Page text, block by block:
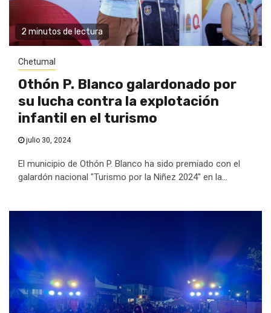
2 minutos de lectura
Chetumal
Othón P. Blanco galardonado por
su lucha contra la explotación
infantil en el turismo
julio 30, 2024
El municipio de Othón P. Blanco ha sido premiado con el
galardón nacional "Turismo por la Niñez 2024" en la...